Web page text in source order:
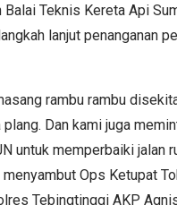
Balai Teknis Kereta Api
lanjut penanganan
rambu rambu
Dan kami juga
untuk memperbaiki jalan
Ops Ketupat
Tebingtinggi AKP